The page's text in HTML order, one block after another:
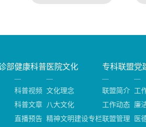
部健康科普
科普视频
科普文章
直播预告
医院文化
文化理念
八大文化
精神文明建设专栏
专科联盟
联盟简介
工作动态
联盟管理
党
工
廉
医